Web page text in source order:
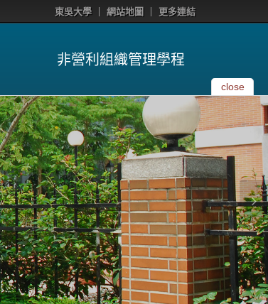
東吳大學 網站地圖 更多連結
非營利組織管理學程
close